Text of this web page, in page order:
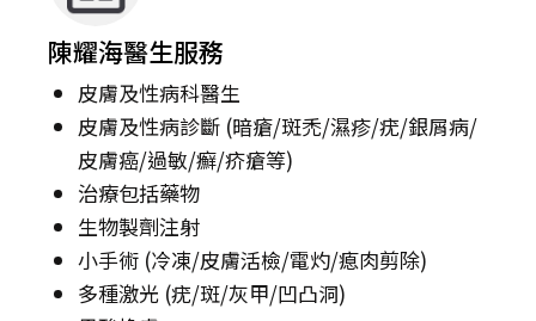
陳耀海醫生服務
皮膚及性病科醫生
皮膚及性病診斷 (暗瘡/斑禿/濕疹/疣/銀屑病/
皮膚癌/過敏/癬/疥瘡等)
治療包括藥物
生物製劑注射
小手術 (冷凍/皮膚活檢/電灼/瘜肉剪除)
多種激光 (疣/斑/灰甲/凹凸洞)